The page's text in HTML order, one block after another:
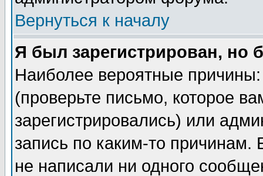
Вернуться к началу
Я был зарегистрирован, но
Наиболее вероятные
(проверьте письмо, которое
зарегистрировались) или
запись по каким-то
не написали ни одного